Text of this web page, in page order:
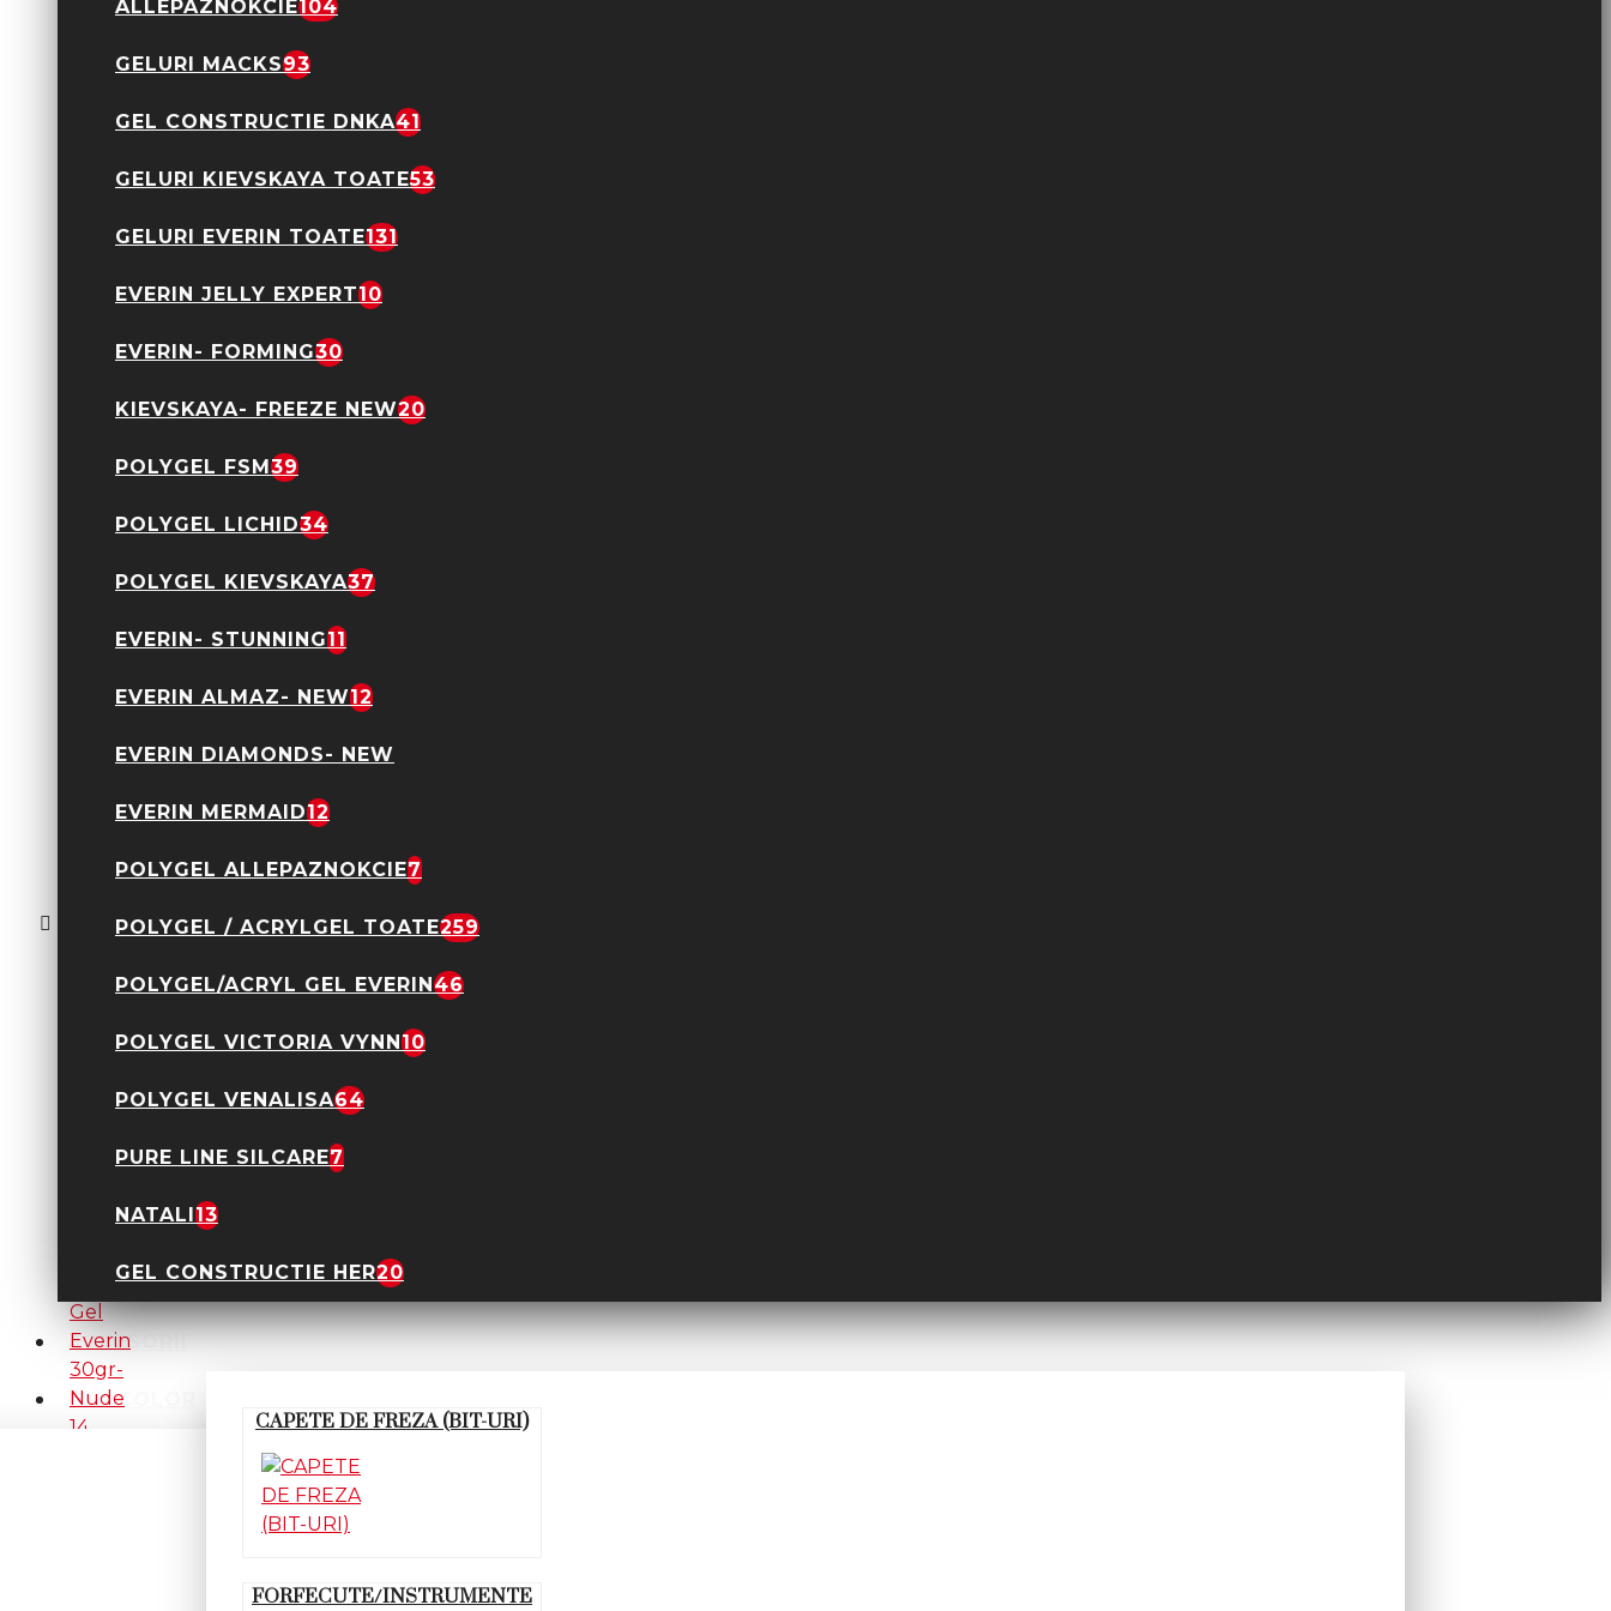
ALLEPAZNOKCIE104
GELURI MACKS93
GEL CONSTRUCTIE DNKA41
GELURI KIEVSKAYA TOATE53
GELURI EVERIN TOATE131
EVERIN JELLY EXPERT10
EVERIN- FORMING30
KIEVSKAYA- FREEZE NEW20
POLYGEL FSM39
POLYGEL LICHID34
POLYGEL KIEVSKAYA37
EVERIN- STUNNING11
EVERIN ALMAZ- NEW12
EVERIN DIAMONDS- NEW
EVERIN MERMAID12
POLYGEL ALLEPAZNOKCIE7
POLYGEL / ACRYLGEL TOATE259
POLYGEL/ACRYL GEL EVERIN46
POLYGEL VICTORIA VYNN10
POLYGEL VENALISA64
PURE LINE SILCARE7
NATALI13
GEL CONSTRUCTIE HER20
ACCESORII
CAPETE DE FREZA (BIT-URI)
FORFECUTE/INSTRUMENTE
GEL COLOR
Gel constructie Everin
Autonivelant 15gr-
Easy Leveling 19 TPO
49,90 Lei
Gel constructie Everin
Acryl Gel Everin 30gr-
Nude 12